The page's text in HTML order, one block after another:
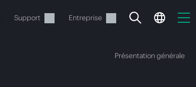
Support Entreprise
Présentation générale